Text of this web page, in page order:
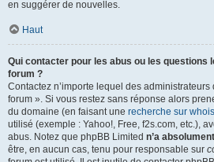
en suggérer de nouvelles.
Haut
Qui contacter pour les abus ou les questions
forum ?
Contactez n’importe lequel des administrateurs
forum ». Si vous restez sans réponse alors
du domaine (en faisant une recherche sur whois
utilisé (exemple : Yahoo!, Free, f2s.com, etc.),
abus. Notez que phpBB Limited n’a
être, en aucun cas, tenu pour responsable sur